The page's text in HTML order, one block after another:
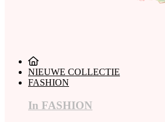
NIEUWE COLLECTIE
FASHION
In FASHION